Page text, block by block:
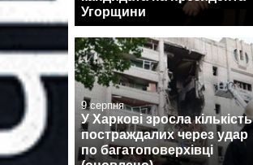
Угорщини
9 серпня
У Харкові зросла кількість
постраждалих через удар
по багатоповерхівці